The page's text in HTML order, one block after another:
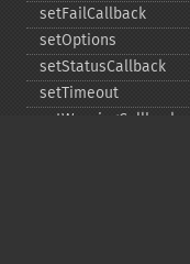
setFailCallback
setOptions
setStatusCallback
setTimeout
setWarningCallback